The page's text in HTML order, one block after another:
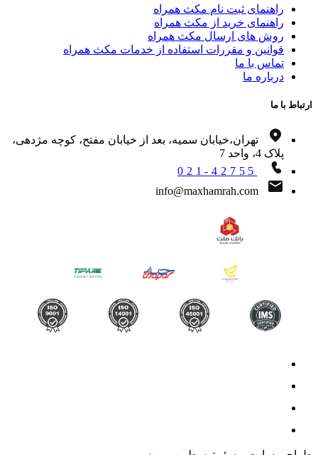
راهنمای ثبت نام مکث همراه
راهنمای خرید از مکث همراه
روش های ارسال مکث همراه
قوانین و مقررات استفاده از خدمات مکث همراه
تماس با ما
درباره ما
با ما
تهران،خیابان سمیه، بعد از خیابان مفتح، کوچه مژدهی،
پلاک 4، واحد 7
021-42755
info@maxhamrah.com